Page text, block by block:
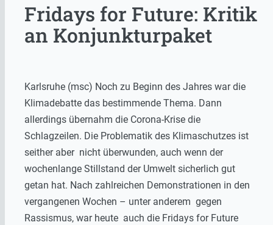
Fridays for Future: Kritik
an Konjunkturpaket
Karlsruhe (msc) Noch zu Beginn des Jahres war die
Klimadebatte das bestimmende Thema. Dann
allerdings übernahm die Corona-Krise die
Schlagzeilen. Die Problematik des Klimaschutzes ist
seither aber nicht überwunden, auch wenn der
wochenlange Stillstand der Umwelt sicherlich gut
getan hat. Nach zahlreichen Demonstrationen in den
vergangenen Wochen – unter anderem gegen
Rassismus, war heute auch die Fridays for Future